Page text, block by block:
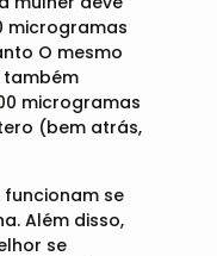
microgramas
O mesmo
também
microgramas
(bem atrás,
se
Além disso,
se